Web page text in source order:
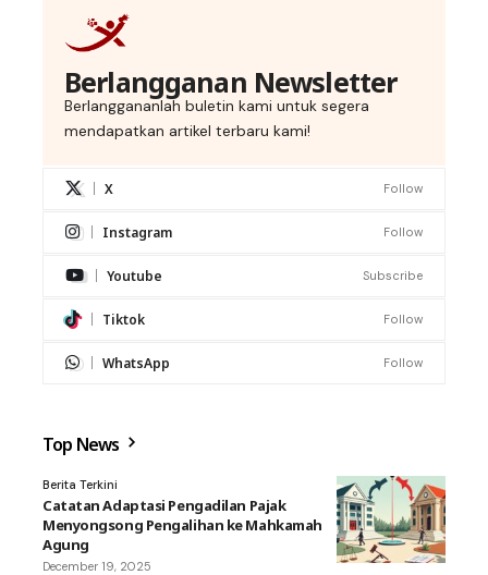
Berlangganan Newsletter
Berlanggananlah buletin kami untuk segera
mendapatkan artikel terbaru kami!
X Follow
Instagram Follow
Youtube Subscribe
Tiktok Follow
WhatsApp Follow
Top News
Berita Terkini
Catatan Adaptasi Pengadilan Pajak
Menyongsong Pengalihan ke Mahkamah
Agung
December 19, 2025